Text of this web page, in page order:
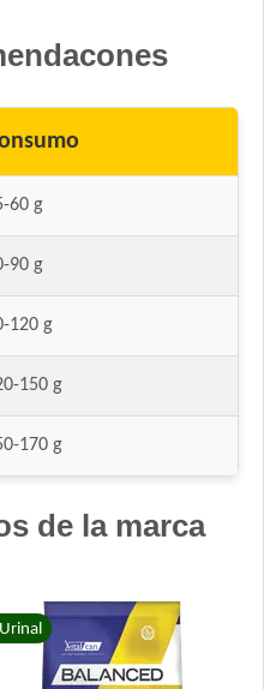
60 g
90 g
120 g
150 g
170 g
de la marca
Urinal